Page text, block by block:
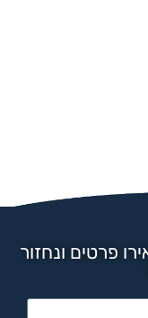
פרטים ונחזור